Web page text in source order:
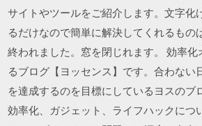
サイトやツールをご紹介します。文字化
るだけなので簡単に解決してくれるもの
終われました。窓を閉じれます。 効率
るブログ【ヨッセンス】です。合わない
を達成するのを目標にしているヨスのブ
効率化、ガジェット、ライフハックにつ